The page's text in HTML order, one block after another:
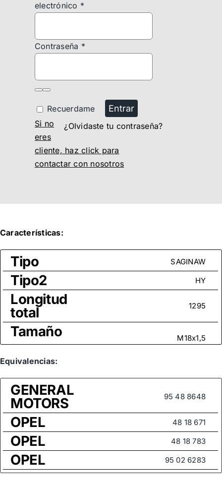
electrónico *
Contraseña *
Recuerdame Entrar
¿Olvidaste tu contraseña?
Si no
eres
cliente, haz click para
contactar con nosotros
Características:
Tipo SAGINAW
Tipo2 HY
Longitud
total 1295
Tamaño
rosca M18x1,5
Medida
de rosca
(rótula
axial)
Equivalencias:
GENERAL
MOTORS 95 48 8648
OPEL 48 18 671
OPEL 48 18 783
OPEL 95 02 6283
OPEL